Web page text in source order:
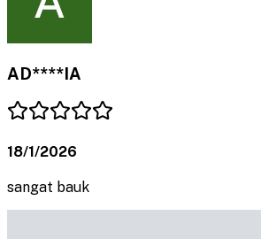
AD****IA
18/1/2026
sangat bauk